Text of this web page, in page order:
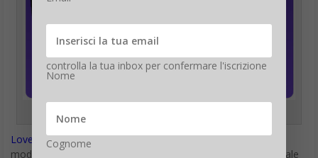
Love Nudgeè un’app che aiuta le coppie a vivere l’amore in
modo più profondo. La app si definisce “L’assistente personale
controlla la tua inbox per confermare l'iscrizione
Nome
Cognome